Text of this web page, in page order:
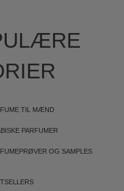
TIL MÆND
PARFUMER
OG SAMPLES